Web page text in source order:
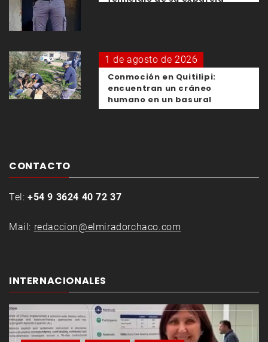
1 de agosto de 2026
Conmoción en Quitilipi:
encuentran un cráneo
humano en un basural
CONTACTO
Tel: +54 9 3624 40 72 37
Mail: redaccion@elmiradorchaco.com
INTERNACIONALES